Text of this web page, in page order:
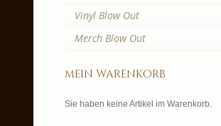
Vinyl Blow Out
Merch Blow Out
mein warenkorb
Sie haben keine Artikel im Warenkorb.